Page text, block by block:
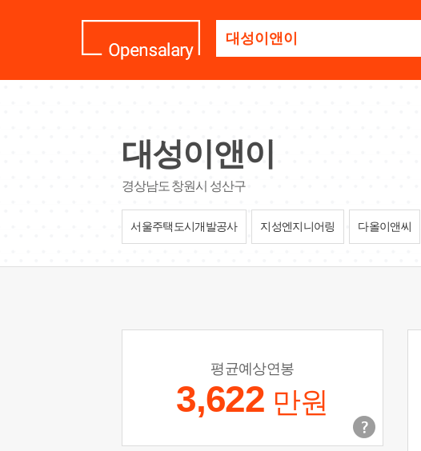
명
세
요
대성이앤이
경상남도 창원시 성산구
서울주택도시개발공사 지성엔지니어링 다올이앤씨
평균예상연봉
3,622 만원